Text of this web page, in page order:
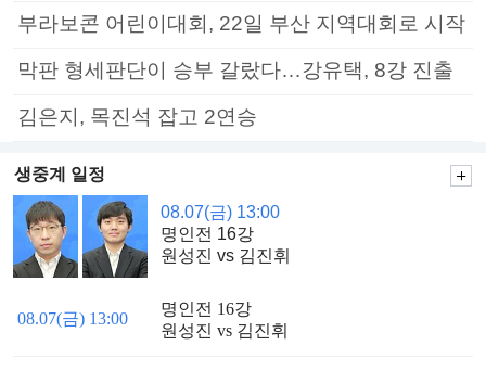
부라보콘 어린이대회, 22일 부산 지역대회로 시작
막판 형세판단이 승부 갈랐다…강유택, 8강 진출
김은지, 목진석 잡고 2연승
생중계 일정
08.07(금) 13:00
명인전 16강
원성진 vs 김진휘
08.07(금) 13:00
명인전 16강
원성진 vs 김진휘